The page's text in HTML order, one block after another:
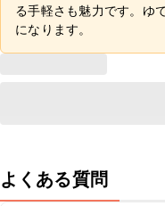
る手軽さも魅力です。ゆ
になります。
よくある質問